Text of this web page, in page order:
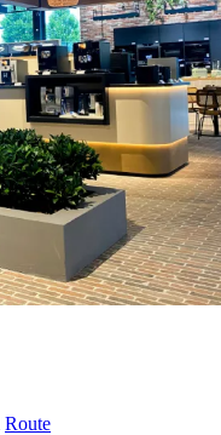
Route